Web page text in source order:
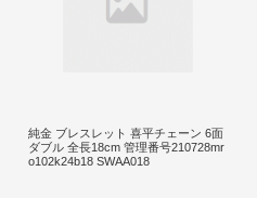
純金 ブレスレット 喜平チェーン 6面
ダブル 全長18cm 管理番号210728mr
o102k24b18 SWAA018